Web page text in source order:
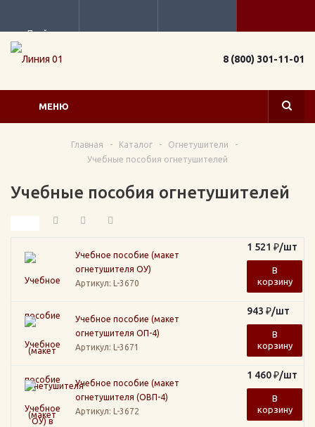
Прайс
8 (800) 301-11-01
МЕНЮ
Главная - Каталог - Огнетушители
-
Учебные пособия огнетушителей
Учебные пособия огнетушителей
Учебное пособие (макет
огнетушителя ОУ)
Артикул: L-3670
1 521 ₽/шт
В
корзину
Учебное пособие (макет
огнетушителя ОП-4)
Артикул: L-3671
943 ₽/шт
В
корзину
Учебное пособие (макет
огнетушителя (ОВП-4)
Артикул: L-3672
1 460₽/шт
В
корзину